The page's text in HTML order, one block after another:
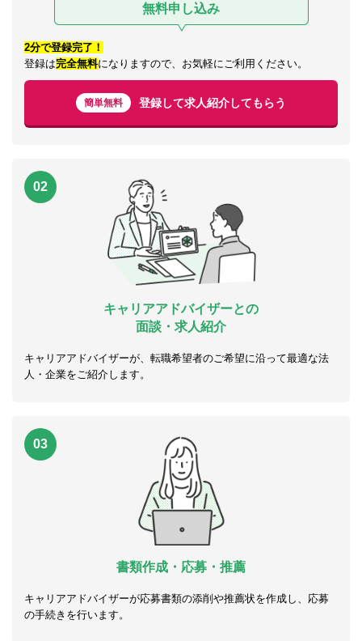
無料申し込み
2分で登録完了！
登録は完全無料になりますので、お気軽にご利用ください。
簡単無料 登録して求人紹介してもらう
02
キャリアアドバイザーとの
面談・求人紹介
キャリアアドバイザーが、転職希望者のご希望に沿って最適な法
人・企業をご紹介します。
03
書類作成・応募・推薦
キャリアアドバイザーが応募書類の添削や推薦状を作成し、応募
の手続きを行います。